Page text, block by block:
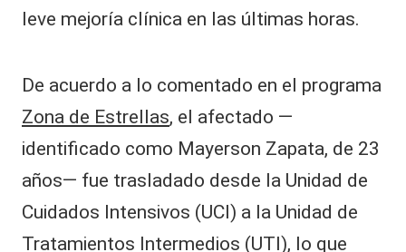
leve mejoría clínica en las últimas horas.
De acuerdo a lo comentado en el programa
Zona de Estrellas, el afectado —
identificado como Mayerson Zapata, de 23
años— fue trasladado desde la Unidad de
Cuidados Intensivos (UCI) a la Unidad de
Tratamientos Intermedios (UTI), lo que